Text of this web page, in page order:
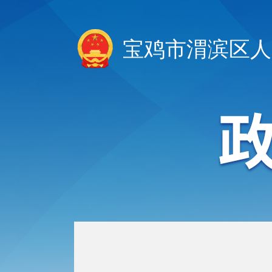
宝鸡市渭滨区